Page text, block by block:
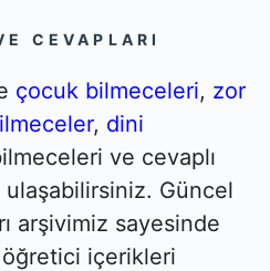
CEVAPLARI
çocuk bilmeceleri, zor
, dini
ve cevaplı
Güncel
arşivimiz sayesinde
içerikleri